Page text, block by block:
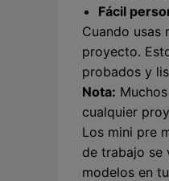
Fácil
Cuando usas
proyecto.
probados y
Nota:
cualquier
Los mini pre
de trabajo se
modelos en